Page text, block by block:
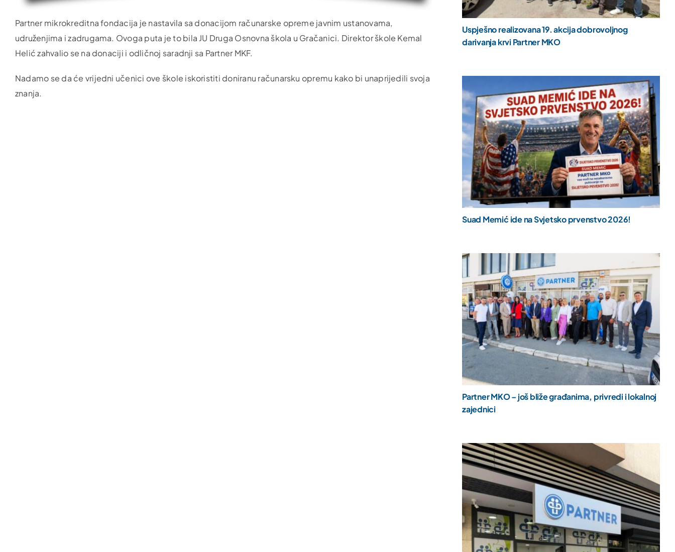
Partner mikrokreditna fondacija je nastavila sa donacijom računarske opreme javnim ustanovama,
udruženjima i zadrugama. Ovoga puta je to bila JU Druga Osnovna škola u Gračanici. Direktor škole Kemal
Helić zahvalio se na donaciji i odličnoj saradnji sa Partner MKF.
Nadamo se da će vrijedni učenici ove škole iskoristiti doniranu računarsku opremu kako bi unaprijedili svoja
znanja.
Uspješno realizovana 19. akcija dobrovoljnog
darivanja krvi Partner MKO
Suad Memić ide na Svjetsko prvenstvo 2026!
Partner MKO – još bliže građanima, privredi i lokalnoj
zajednici